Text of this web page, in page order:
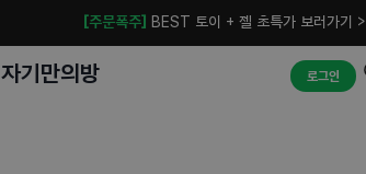
[주문폭주] BEST 토이 + 젤 초특가 보러가기 >
자기만의방 로그인